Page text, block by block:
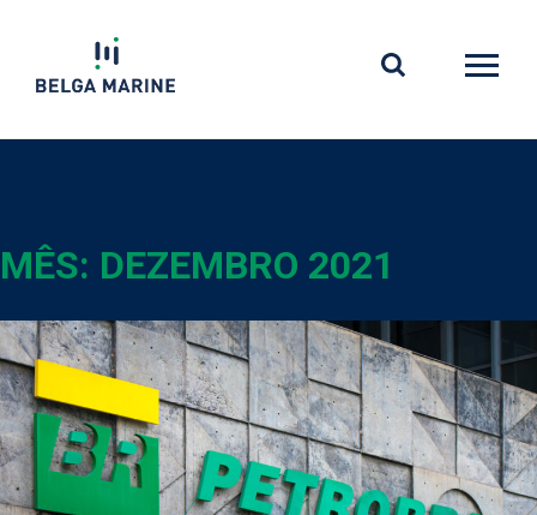
MÊS: DEZEMBRO 2021